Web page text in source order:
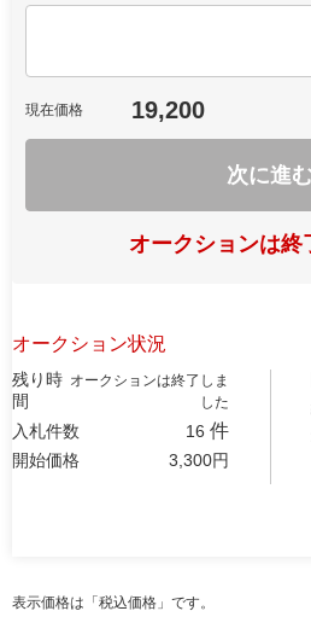
現在価格 19,200
次に進
オークションは終
オークション状況
残り時
間
オークションは終了しま
した
入札件数 16 件
開始価格 3,300円
表示価格は「税込価格」です。